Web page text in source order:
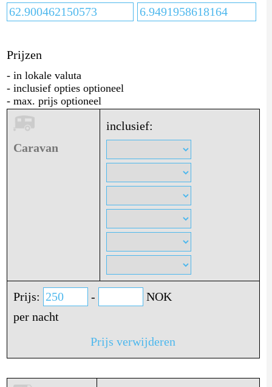
Prijzen
- in lokale valuta
- inclusief opties optioneel
- max. prijs optioneel
Caravan
inclusief:
Prijs: -
NOK
per nacht
Prijs verwijderen